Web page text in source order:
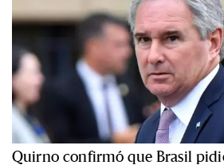
Quirno confirmó que Brasil